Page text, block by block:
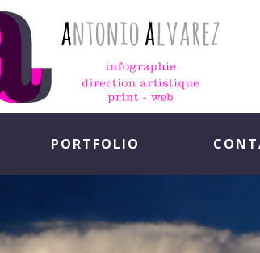
PORTFOLIO